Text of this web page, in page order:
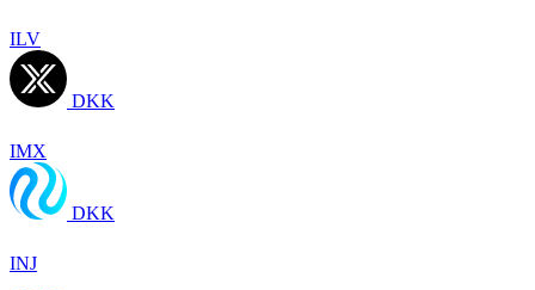
ILV
DKK
IMX
DKK
INJ